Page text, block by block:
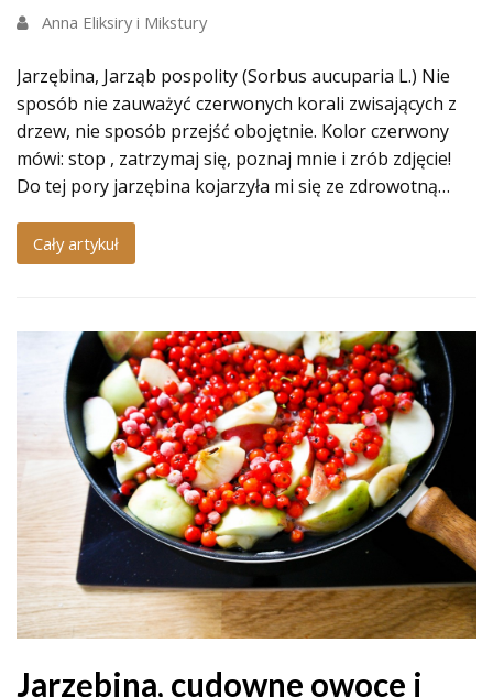
Anna Eliksiry i Mikstury
Jarzębina, Jarząb pospolity (Sorbus aucuparia L.) Nie
sposób nie zauważyć czerwonych korali zwisających z
drzew, nie sposób przejść obojętnie. Kolor czerwony
mówi: stop , zatrzymaj się, poznaj mnie i zrób zdjęcie!
Do tej pory jarzębina kojarzyła mi się ze zdrowotną…
Cały artykuł
Jarzębina, cudowne owoce i